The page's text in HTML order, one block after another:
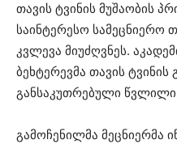
თავის ტვინის მუშაობის
საინტერესო სამეცნიერო
კვლევა მიუძღვნეს.
ბეხტერევმა თავის ტვინის
განსაკუთრებული წვლილი
გამოჩენილმა მეცნიერმა